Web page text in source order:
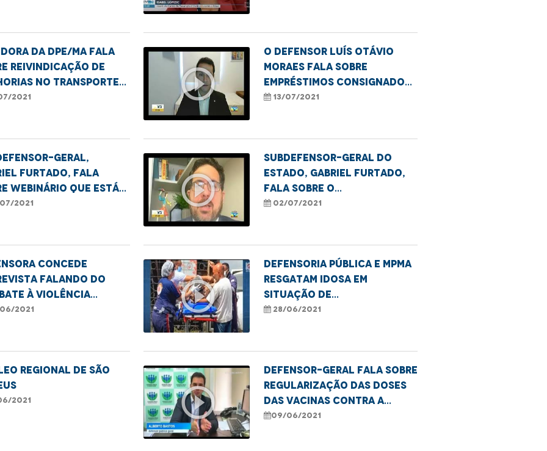
da DPE/MA fala
reivindicação de
no transporte
da área Itaqui
2021 play_circle_outline
O defensor Luís Otávio
Moraes fala sobre
empréstimos consignados,
consórcios e venda
13/07/2021
geral,
Furtado, fala
webinário que está
questões
2021 play_circle_outline
Subdefensor-geral do
Estado, Gabriel Furtado,
fala sobre o
cadastramento no
elétrica
02/07/2021
concede
falando do
à violência
população
2021 play_circle_outline
Defensoria Pública e MPMA
resgatam idosa em
situação de
vulnerabilidade e
28/06/2021
REGIONAL DE SÃO
2021 play_circle_outline
Defensor-geral fala sobre
regularização das doses
das vacinas contra a
covid-19 nos municípios do
09/06/2021